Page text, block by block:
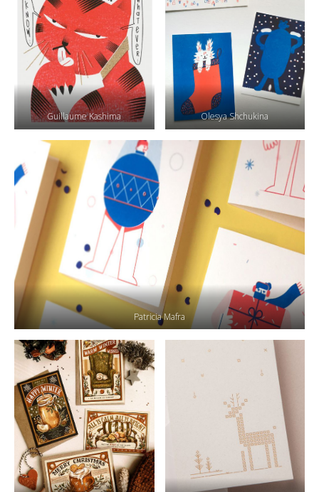
Guillaume Kashima Olesya Shchukina
Patricia Mafra